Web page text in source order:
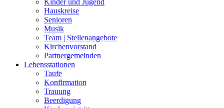
Kinder und Jugend
Hauskreise
Senioren
Musik
Team | Stellenangebote
Kirchenvorstand
Partnergemeinden
Lebensstationen
Taufe
Konfirmation
Trauung
Beerdigung